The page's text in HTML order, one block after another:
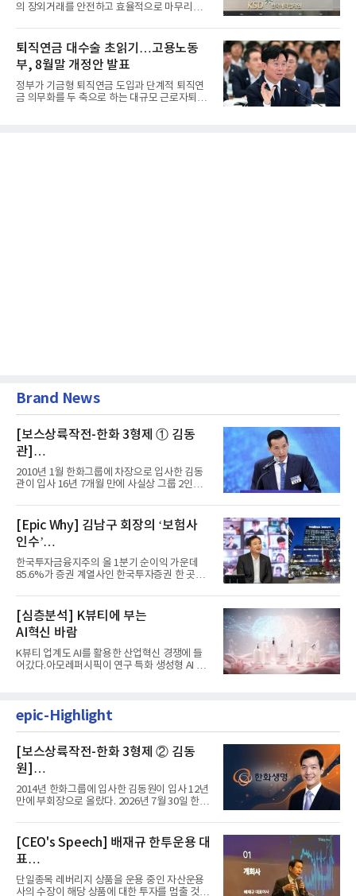
의 장외거래를 안전하고 효율적으로 마무리하기
퇴직연금 대수술 초읽기…고용노동
부, 8월말 개정안 발표
정부가 기금형 퇴직연금 도입과 단계적 퇴직연
금 의무화를 두 축으로 하는 대규모 근로자퇴직
Brand News
[보스상륙작전-한화 3형제 ① 김동
관]
입사 16년 만에 수석부회장 … 경영승
계 ‘초읽기’
2010년 1월 한화그룹에 차장으로 입사한 김동
관이 입사 16년 7개월 만에 사실상 그룹 2인자
[Epic Why] 김남구 회장의 ‘보험사
인수’
발걸음이 신중해진 배경은?
한국투자금융지주의 올 1분기 순이익 가운데
85.6%가 증권 계열사인 한국투자증권 한 곳에
[심층분석] K뷰티에 부는
AI혁신 바람
K뷰티 업계도 AI를 활용한 산업혁신 경쟁에 들
어갔다.아모레퍼시픽이 연구 특화 생성형 AI 플
epic-Highlight
[보스상륙작전-한화 3형제 ② 김동
원]
입사 12년 만에 금융계열 수장 등극
2014년 한화그룹에 입사한 김동원이 입사 12년
만에 부회장으로 올랐다. 2026년 7월 30일 한화
[CEO's Speech] 배재규 한투운용 대
표
“개별종목 레버리지 투자 지금이라도
멈춰라”
단일종목 레버리지 상품을 운용 중인 자산운용
사의 수장이 해당 상품에 대한 투자를 멈출 것을